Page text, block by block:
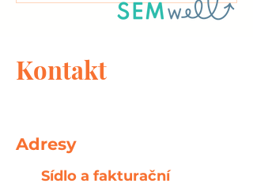
Kontakt
Adresy
Sídlo a fakturační